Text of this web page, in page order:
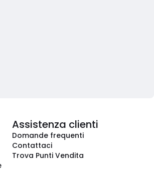
Assistenza clienti
Domande frequenti
Contattaci
Trova Punti Vendita